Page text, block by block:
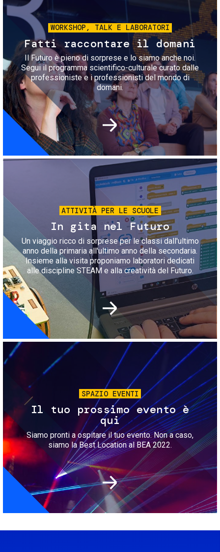
WORKSHOP, TALK E LABORATORI
Fatti raccontare il domani
Il Futuro è pieno di sorprese e lo siamo anche noi.
Segui il programma scientifico-culturale curato dalle
professioniste e i professionisti del mondo di
domani.
Immagine
ATTIVITÀ PER LE SCUOLE
In gita nel Futuro
Un viaggio ricco di sorprese per le classi dall'ultimo
anno della primaria all'ultimo anno della secondaria.
Insieme alla visita proponiamo laboratori dedicati
alle discipline STEAM e alla creatività del Futuro.
Immagine
SPAZIO EVENTI
Il tuo prossimo evento è
qui
Siamo pronti a ospitare il tuo evento. Non a caso,
siamo la Best Location al BEA 2022.